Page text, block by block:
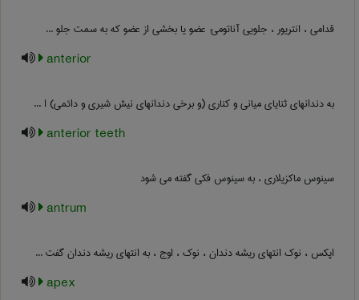
قدامی ، انتریور ، جلویی آناتومی: عضو یا بخشی از عضو که به سمت جلو ...
anterior
به دندانهای ثنایای میانی و کناری (و برخی دندانهای نیش شیری و دائمی) ا ...
anterior teeth
سینوس ماکزیلاری ، به سینوس فکی گفته می شود
antrum
اپکس ، نوک انتهای ریشه دندان ، نوک ، اوج ، به انتهای ریشه دندان گفت ...
apex